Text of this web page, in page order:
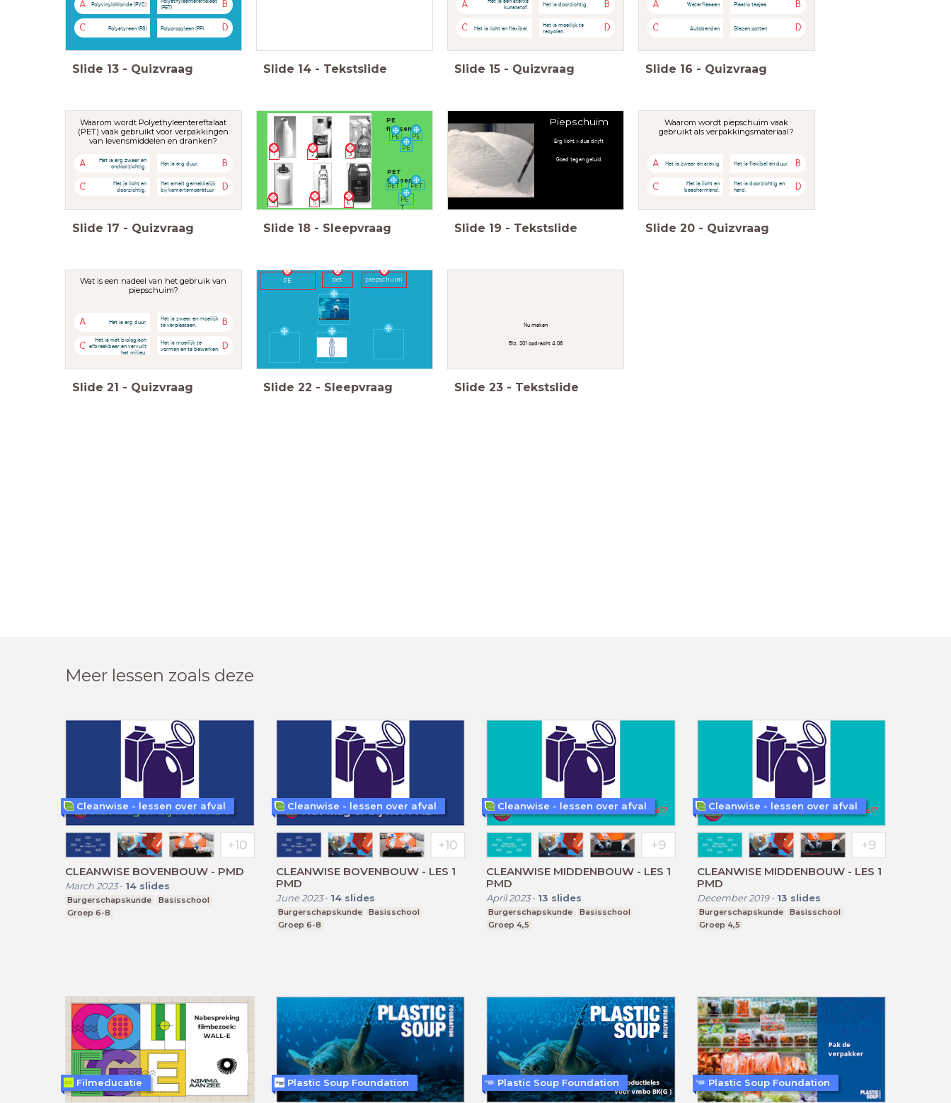
A Polyvinylchloride (PVC) B
(PET)
C Polystyreen (PS) D
Polypropyleen (PP)
Slide 13 - Quizvraag Slide 14 - Tekstslide
A
kunststof.
B
Het is doorzichtig.
C Het is licht en flexibel. D
Het is moeilijk te
recyclen.
Slide 15 - Quizvraag
A Waterflessen B
Plastic tasjes
C Autobanden D
Glazen potten
Slide 16 - Quizvraag
Waarom wordt Polyethyleentereftalaat
(PET) vaak gebruikt voor verpakkingen
van levensmiddelen en dranken?
A
Het is erg zwaar en
ondoorzichtig.
B
Het is erg duur.
C
Het is licht en
doorzichtig.
D
Het smelt gemakkelijk
bij kamertemperatuur
Slide 17 - Quizvraag
PE
flessen
PET
flessen
1 2 3
4 5 6
PE
PE
PE
PET
PET
PE
T
Slide 18 - Sleepvraag
Piepschuim
Erg licht > dus drijft
Goed tegen geluid
Slide 19 - Tekstslide
Waarom wordt piepschuim vaak
gebruikt als verpakkingsmateriaal?
A Het is zwaar en stevig B
Het is flexibel en duur.
C
Het is licht en
beschermend.
D
Het is doorzichtig en
hard.
Slide 20 - Quizvraag
Wat is een nadeel van het gebruik van
piepschuim?
A Het is erg duur. B
Het is zwaar en moeilijk
te verplaatsen.
C
Het is niet biologisch
afbreekbaar en vervuilt
het milieu.
D
Het is moeilijk te
vormen en te bewerken.
Slide 21 - Quizvraag
PE pet piepschuim
Slide 22 - Sleepvraag
Nu maken
Blz. 201 opdracht 4.06
Slide 23 - Tekstslide
Meer lessen zoals deze
CLEANWISE BOVENBOUW - PMD
March 2023- 14 slides
Burgerschapskunde
Basisschool
Groep 6-8
Cleanwise - lessen over afval
CLEANWISE BOVENBOUW - LES 1
PMD
June 2023- 14 slides
Burgerschapskunde
Basisschool
Groep 6-8
Cleanwise - lessen over afval
CLEANWISE MIDDENBOUW - LES 1
PMD
April 2023- 13 slides
Burgerschapskunde
Basisschool
Groep 4,5
Cleanwise - lessen over afval
CLEANWISE MIDDENBOUW - LES 1
PMD
December 2019- 13 slides
Burgerschapskunde
Basisschool
Groep 4,5
Cleanwise - lessen over afval
Filmeducatie Plastic Soup Foundation Plastic Soup Foundation Plastic Soup Foundation